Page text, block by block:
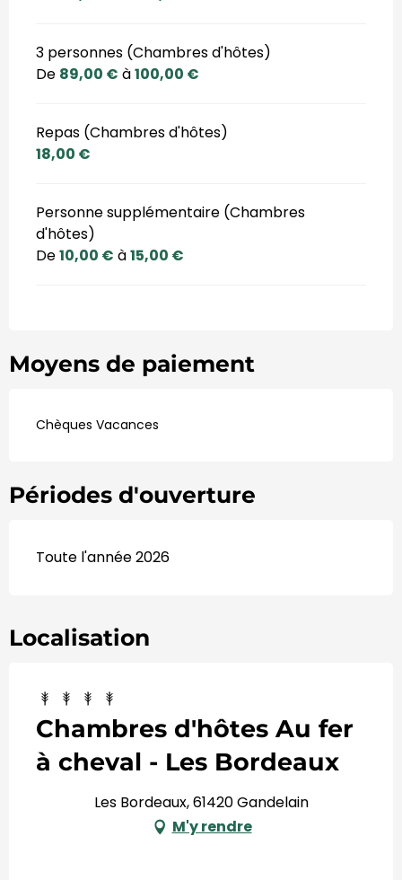
3 personnes (Chambres d'hôtes)
De 89,00 € à100,00 €
Repas (Chambres d'hôtes)
18,00 €
Personne supplémentaire (Chambres
d'hôtes)
De10,00 € à15,00 €
Moyens de paiement
Chèques Vacances
Périodes d'ouverture
Toute l'année 2026
Localisation
Chambres d'hôtes Au fer
à cheval - Les Bordeaux
Les Bordeaux, 61420 Gandelain
M'y rendre